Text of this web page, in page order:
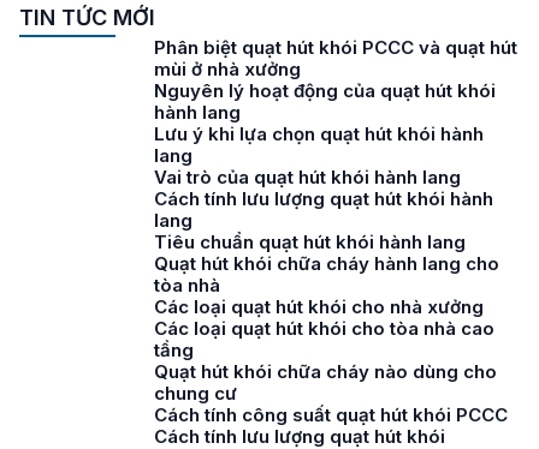
TIN TỨC MỚI
Phân biệt quạt hút khói PCCC và quạt hút
mùi ở nhà xưởng
Nguyên lý hoạt động của quạt hút khói
hành lang
Lưu ý khi lựa chọn quạt hút khói hành
lang
Vai trò của quạt hút khói hành lang
Cách tính lưu lượng quạt hút khói hành
lang
Tiêu chuẩn quạt hút khói hành lang
Quạt hút khói chữa cháy hành lang cho
tòa nhà
Các loại quạt hút khói cho nhà xưởng
Các loại quạt hút khói cho tòa nhà cao
tầng
Quạt hút khói chữa cháy nào dùng cho
chung cư
Cách tính công suất quạt hút khói PCCC
Cách tính lưu lượng quạt hút khói